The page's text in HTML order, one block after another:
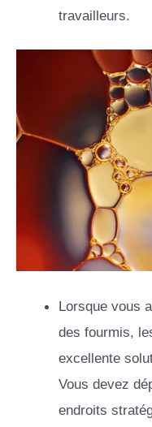
travailleurs.
Lorsque vous
des fourmis,
excellente
Vous devez
endroits